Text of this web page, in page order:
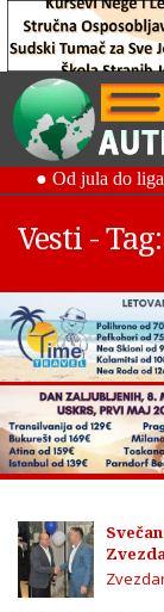
Vesti -